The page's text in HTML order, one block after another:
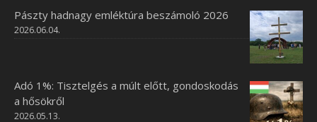
Pászty hadnagy emléktúra beszámoló 2026
2026.06.04.
Adó 1%: Tisztelgés a múlt előtt, gondoskodás
a hősökről
2026.05.13.